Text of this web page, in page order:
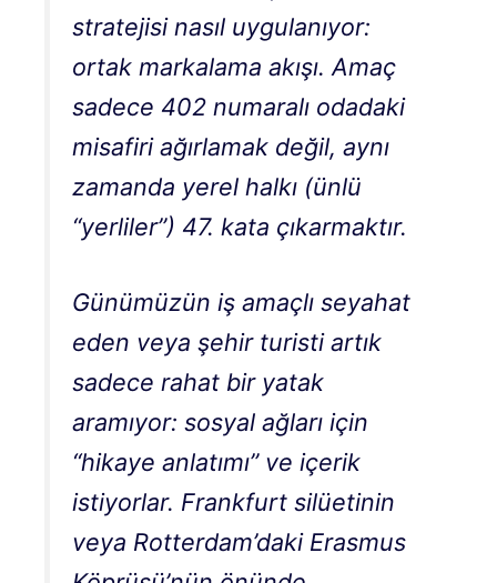
stratejisi nasıl uygulanıyor:
ortak markalama akışı. Amaç
sadece 402 numaralı odadaki
misafiri ağırlamak değil, aynı
zamanda yerel halkı (ünlü
“yerliler”) 47. kata çıkarmaktır.
Günümüzün iş amaçlı seyahat
eden veya şehir turisti artık
sadece rahat bir yatak
aramıyor: sosyal ağları için
“hikaye anlatımı” ve içerik
istiyorlar. Frankfurt silüetinin
veya Rotterdam’daki Erasmus